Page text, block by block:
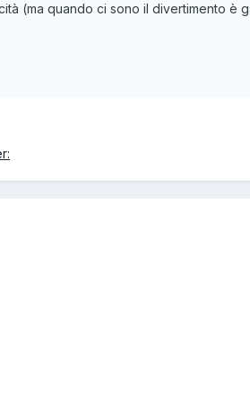
(ma quando ci sono il divertimento è